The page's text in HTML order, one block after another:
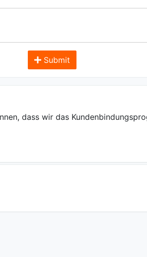
Submit
dass wir das